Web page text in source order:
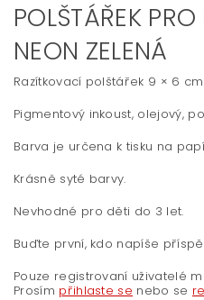
POLŠTÁŘEK
NEON ZELENÁ
Razítkovací polštářek 9 × 6
Pigmentový inkoust, olejový,
Barva je určena k tisku na
Krásně syté barvy.
Nevhodné pro děti do 3 let.
Buďte první, kdo napíše
Pouze registrovaní uživatelé
Prosím přihlaste se nebo se